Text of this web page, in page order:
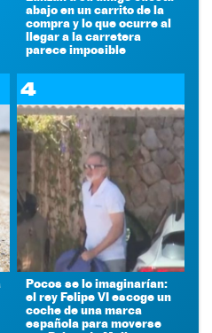
abajo en un carrito de la
compra y lo que ocurre al
llegar a la carretera
parece imposible
4
Pocos se lo imaginarían:
el rey Felipe VI escoge un
coche de una marca
española para moverse